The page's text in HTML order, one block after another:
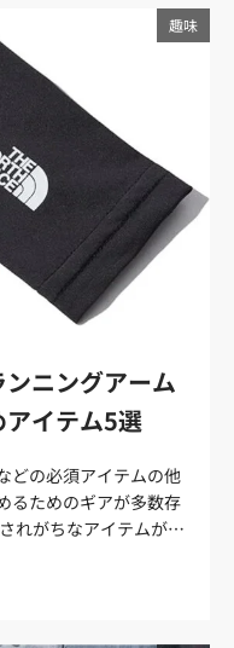
趣味
ニングアーム
イテム5選
どの必須アイテムの他
るためのギアが多数存
サポート機能などさま